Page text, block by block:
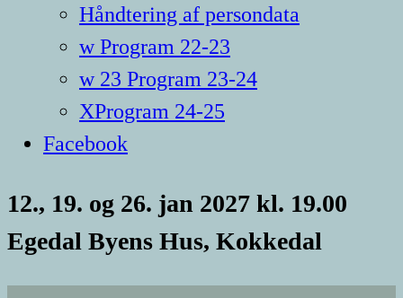
Håndtering af persondata
w Program 22-23
w 23 Program 23-24
XProgram 24-25
Facebook
12., 19. og 26. jan 2027 kl. 19.00
Egedal Byens Hus, Kokkedal